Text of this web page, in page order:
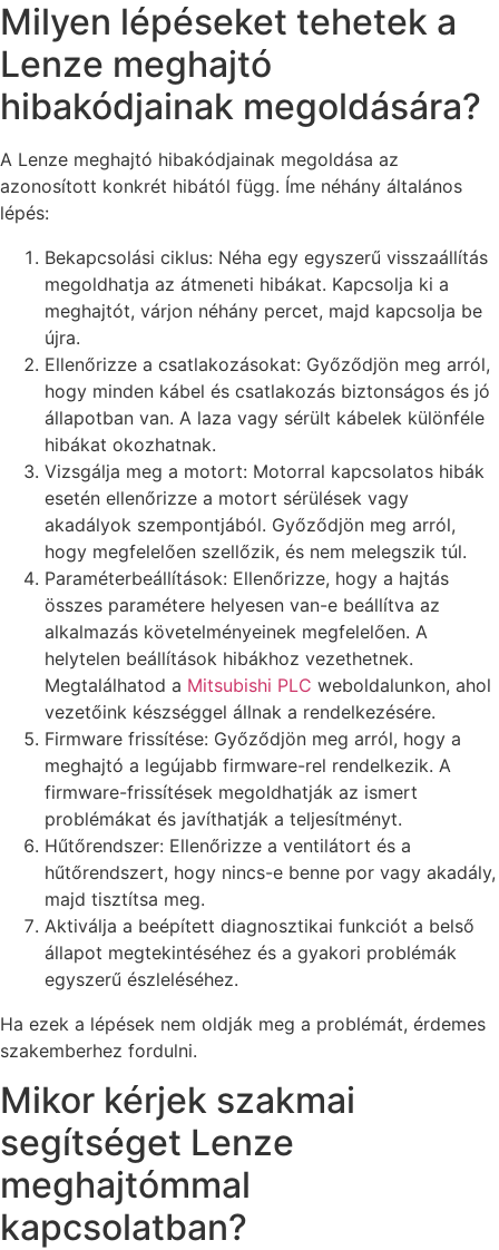
Milyen lépéseket tehetek a
Lenze meghajtó
hibakódjainak megoldására?
A Lenze meghajtó hibakódjainak megoldása az
azonosított konkrét hibától függ. Íme néhány általános
lépés:
Bekapcsolási ciklus: Néha egy egyszerű visszaállítás
megoldhatja az átmeneti hibákat. Kapcsolja ki a
meghajtót, várjon néhány percet, majd kapcsolja be
újra.
Ellenőrizze a csatlakozásokat: Győződjön meg arról,
hogy minden kábel és csatlakozás biztonságos és jó
állapotban van. A laza vagy sérült kábelek különféle
hibákat okozhatnak.
Vizsgálja meg a motort: Motorral kapcsolatos hibák
esetén ellenőrizze a motort sérülések vagy
akadályok szempontjából. Győződjön meg arról,
hogy megfelelően szellőzik, és nem melegszik túl.
Paraméterbeállítások: Ellenőrizze, hogy a hajtás
összes paramétere helyesen van-e beállítva az
alkalmazás követelményeinek megfelelően. A
helytelen beállítások hibákhoz vezethetnek.
Megtalálhatod a Mitsubishi PLC weboldalunkon, ahol
vezetőink készséggel állnak a rendelkezésére.
Firmware frissítése: Győződjön meg arról, hogy a
meghajtó a legújabb firmware-rel rendelkezik. A
firmware-frissítések megoldhatják az ismert
problémákat és javíthatják a teljesítményt.
Hűtőrendszer: Ellenőrizze a ventilátort és a
hűtőrendszert, hogy nincs-e benne por vagy akadály,
majd tisztítsa meg.
Aktiválja a beépített diagnosztikai funkciót a belső
állapot megtekintéséhez és a gyakori problémák
egyszerű észleléséhez.
Ha ezek a lépések nem oldják meg a problémát, érdemes
szakemberhez fordulni.
Mikor kérjek szakmai
segítséget Lenze
meghajtómmal
kapcsolatban?